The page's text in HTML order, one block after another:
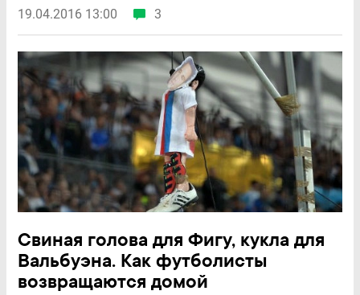
19.04.2016 13:00
3
Свиная голова для Фигу, кукла для
Вальбуэна. Как футболисты
возвращаются домой